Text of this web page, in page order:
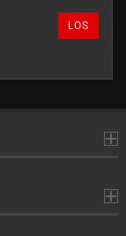
LOS